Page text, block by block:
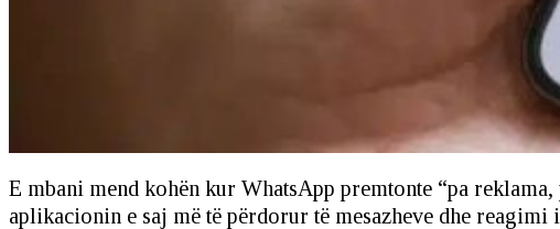
E mbani mend kohën kur WhatsApp premtonte “pa
aplikacionin e saj më të përdorur të mesazheve dhe